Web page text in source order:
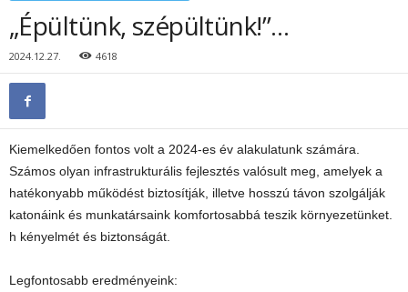
„Épültünk, szépültünk!”…
2024.12.27. 4618
Kiemelkedően fontos volt a 2024-es év alakulatunk számára.
Számos olyan infrastrukturális fejlesztés valósult meg, amelyek a
hatékonyabb működést biztosítják, illetve hosszú távon szolgálják
katonáink és munkatársaink komfortosabbá teszik környezetünket.
h kényelmét és biztonságát.
Legfontosabb eredményeink: